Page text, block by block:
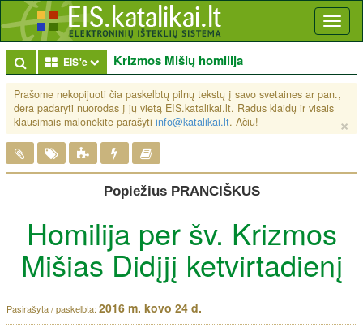
EIS'e Toggle Dropdown
Krizmos Mišių homilija
Prašome nekopijuoti čia paskelbtų pilnų tekstų į savo svetaines ar pan.,
dera padaryti nuorodas į jų vietą EIS.katalikai.lt. Radus klaidų ir visais
klausimais malonėkite parašyti info@katalikai.lt. Ačiū! ×
Popiežius PRANCIŠKUS
Homilija per šv. Krizmos
Mišias Didįjį ketvirtadienį
2016 m. kovo 24 d.